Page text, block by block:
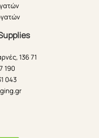
136 71
190
043